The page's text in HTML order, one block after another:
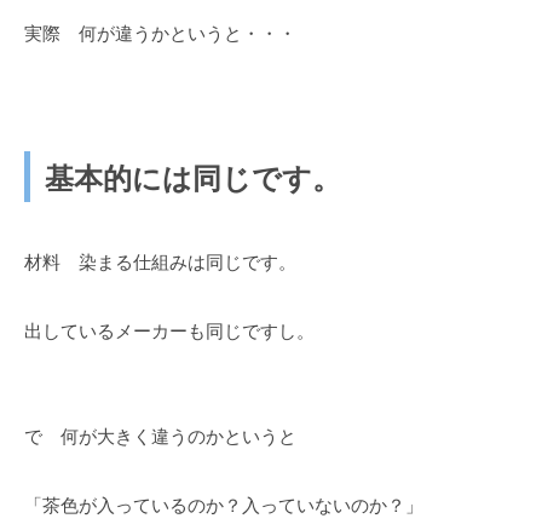
実際 何が違うかというと・・・
基本的には同じです。
材料 染まる仕組みは同じです。
出しているメーカーも同じですし。
で 何が大きく違うのかというと
「茶色が入っているのか？入っていないのか？」